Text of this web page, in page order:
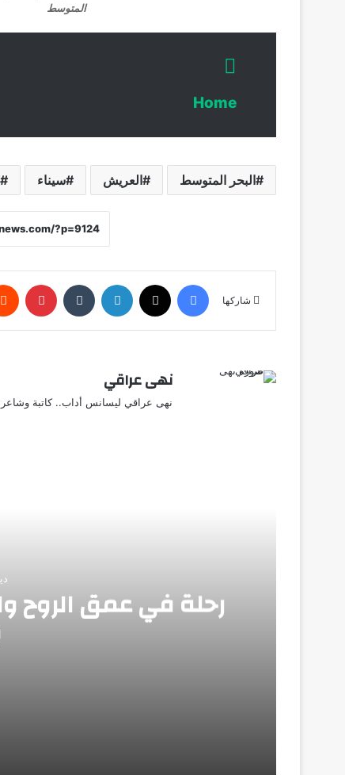
المتوسط
Home
البحر المتوسط العريش سيناء
شاركها
نهى عراقي
نهى عراقي ليسانس أداب.. كاتبة
رحلة في عمق الروح